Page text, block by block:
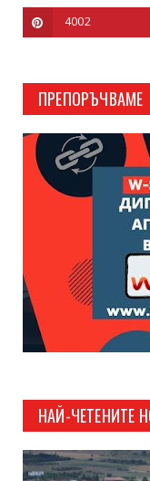
4002
ПРЕПОРЪЧВАМЕ
НАЙ-ЧЕТЕНИТЕ